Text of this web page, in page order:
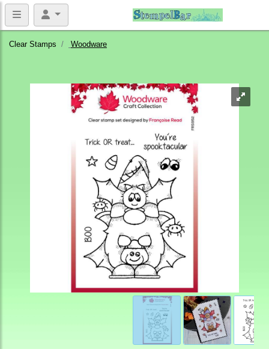
Clear Stamps Woodware